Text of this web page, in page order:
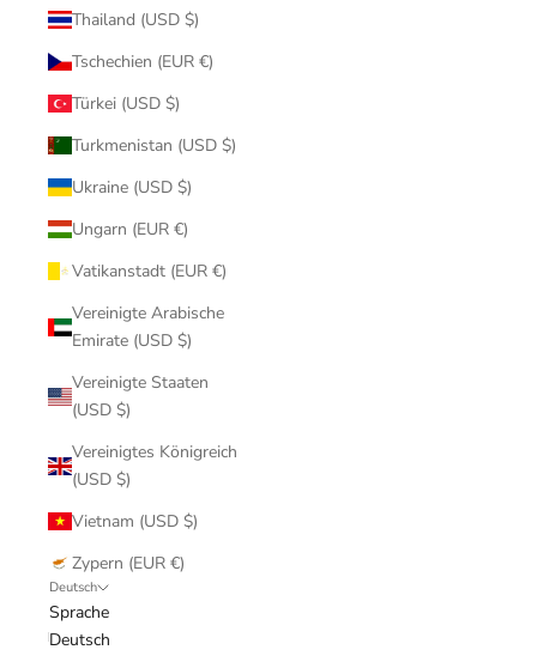
Thailand (USD $)
Tschechien (EUR €)
Türkei (USD $)
Turkmenistan (USD $)
Ukraine (USD $)
Ungarn (EUR €)
Vatikanstadt (EUR €)
Vereinigte Arabische
Emirate (USD $)
Vereinigte Staaten
(USD $)
Vereinigtes Königreich
(USD $)
Vietnam (USD $)
Zypern (EUR €)
Deutsch
Sprache
Deutsch